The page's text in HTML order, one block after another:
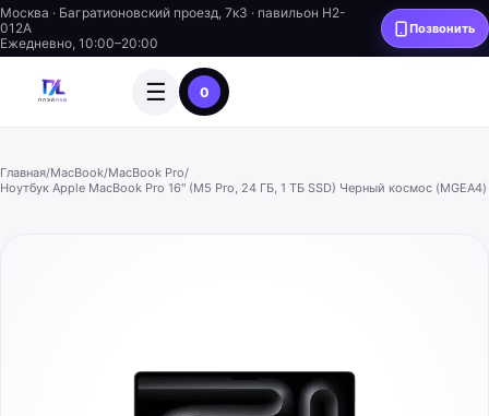
Москва · Багратионовский проезд, 7к3 · павильон H2-
012A
Ежедневно, 10:00–20:00
Позвонить
☰ 0
Главная/MacBook/MacBook Pro/
Ноутбук Apple MacBook Pro 16" (M5 Pro, 24 ГБ, 1 ТБ SSD) Черный космос (MGEA4)